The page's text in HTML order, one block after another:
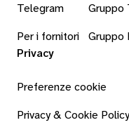
Telegram
Per i fornitori
Gruppo
Gruppo
Privacy
Preferenze cookie
Privacy & Cookie Policy